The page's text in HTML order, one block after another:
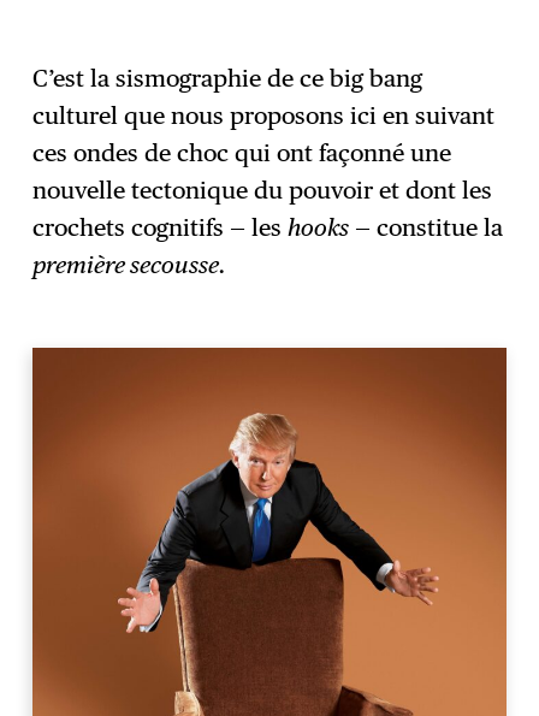
C’est la sismographie de ce big bang
culturel que nous proposons ici en suivant
ces ondes de choc qui ont façonné une
nouvelle tectonique du pouvoir et dont les
crochets cognitifs — les hooks — constitue la
première secousse.